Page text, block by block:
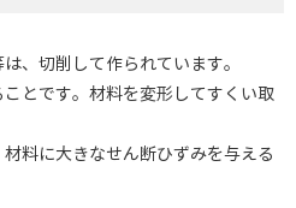
、切削して作られています。
とです。材料を変形してすくい取
料に大きなせん断ひずみを与える